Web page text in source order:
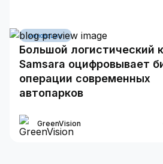
инновации
Большой логистический
Samsara оцифровывает
операции современных
автопарков
GreenVision